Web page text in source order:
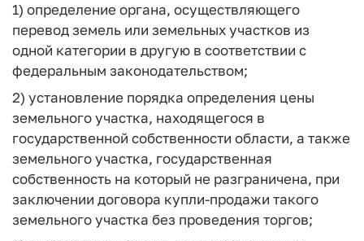
1) определение органа, осуществляющего
перевод земель или земельных участков из
одной категории в другую в соответствии с
федеральным законодательством;
2) установление порядка определения цены
земельного участка, находящегося в
государственной собственности области, а также
земельного участка, государственная
собственность на который не разграничена, при
заключении договора купли-продажи такого
земельного участка без проведения торгов;